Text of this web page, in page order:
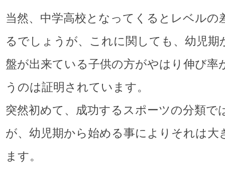
当然、中学高校となってくるとレベルの
るでしょうが、これに関しても、幼児期
盤が出来ている子供の方がやはり伸び率
うのは証明されています。
突然初めて、成功するスポーツの分類で
が、幼児期から始める事によりそれは大
ます。